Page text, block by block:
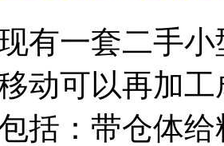
有一套二手
动可以再加
括：带仓体